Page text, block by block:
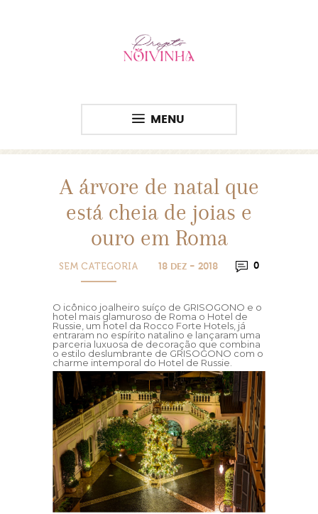
MENU
A árvore de natal que
está cheia de joias e
ouro em Roma
SEM CATEGORIA 18 DEZ - 2018 0
O icônico joalheiro suíço de GRISOGONO e o
hotel mais glamuroso de Roma o Hotel de
Russie, um hotel da Rocco Forte Hotels, já
entraram no espírito natalino e lançaram uma
parceria luxuosa de decoração que combina
o estilo deslumbrante de GRISOGONO com o
charme intemporal do Hotel de Russie.